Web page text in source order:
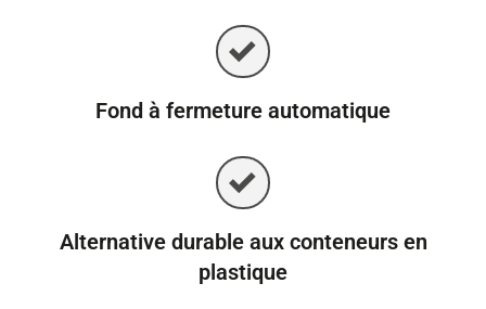
Fond à fermeture automatique
Alternative durable aux conteneurs en
plastique